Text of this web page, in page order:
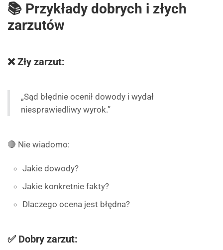
📚 Przykłady dobrych i złych
zarzutów
❌ Zły zarzut:
„Sąd błędnie ocenił dowody i wydał
niesprawiedliwy wyrok.”
🔴 Nie wiadomo:
Jakie dowody?
Jakie konkretnie fakty?
Dlaczego ocena jest błędna?
✅ Dobry zarzut: